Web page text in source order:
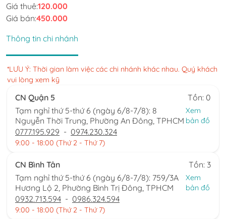
Giá thuê:120.000
Giá bán:450.000
Thông tin chi nhánh
*LƯU Ý: Thời gian làm việc các chi nhánh khác nhau. Quý khách
vui lòng xem kỹ
CN Quận 5
Tồn: 0
Tạm nghỉ thứ 5-thứ 6 (ngày 6/8-7/8): 8
Nguyễn Thời Trung, Phường An Đông, TPHCM
Xem
bản đồ
0777.195.929 - 0974.230.324
9:00 - 18:00 (Thứ 2 - Thứ 7)
CN Bình Tân
Tồn: 3
Tạm nghỉ thứ 5-thứ 6 (ngày 6/8-7/8): 759/3A
Hương Lộ 2, Phường Bình Trị Đông, TPHCM
Xem
bản đồ
0932.713.594 - 0986.324.594
9:00 - 18:00 (Thứ 2 - Thứ 7)